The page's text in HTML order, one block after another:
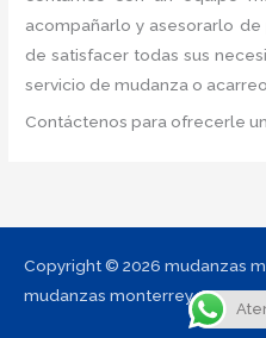
acompañarlo y asesorarlo
de satisfacer todas sus
servicio de mudanza o acarreo.
Contáctenos para ofrecerle
Copyright © 2026 mudanzas
mudanzas monterrey